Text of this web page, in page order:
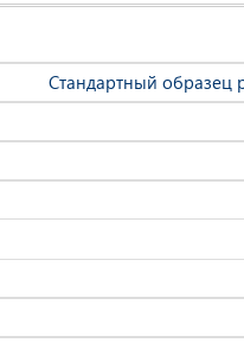
Стандартный образец